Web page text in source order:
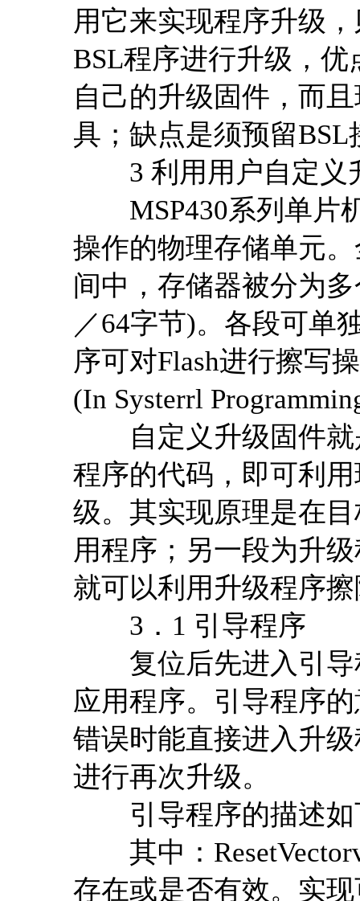
用它来实现程序升级
BSL程序进行升级，
自己的升级固件，而
具；缺点是须预留
3 利用用户自定义
MSP430系列单片机
操作的物理存储单元
间中，存储器被分为
／64字节)。各段可单
序可对Flash进行擦写
(In Systerrl
自定义升级固件就
程序的代码，即可利
级。其实现原理是在
用程序；另一段为升
就可以利用升级程序
3．1 引导程序
复位后先进入引导
应用程序。引导程序
错误时能直接进入升
进行再次升级。
引导程序的描述如
其中：
存在或是否有效。实